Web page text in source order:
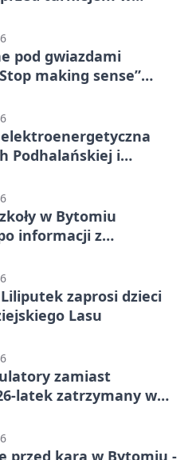
pod gwiazdami
making sense”
Podhalańskiej i
w Bytomiu
informacji z
zaprosi dzieci
Lasu
zamiast
latek zatrzymany w